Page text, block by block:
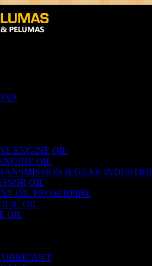
ENGINE OIL
OIL
& GEAR
OIL
OIL PROSERPINE
OIL
OIL